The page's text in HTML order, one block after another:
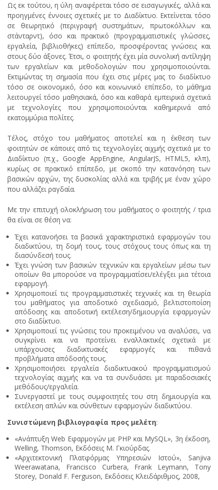
Ως εκ τούτου, η ύλη αναφέρεται τόσο σε εισαγωγικές, αλλά και
προηγμένες έννοιες σχετικές με το Διαδίκτυο. Εκτείνεται τόσο
σε θεωρητικό (περιγραφή συστημάτων, πρωτοκόλλων και
στάνταρντ), όσο και πρακτικό (προγραμματιστικές γλώσσες,
εργαλεία, βιβλιοθήκες) επίπεδο, προσφέροντας γνώσεις και
στους δύο άξονες. Έτσι, ο φοιτητής έχει μία συνολική αντίληψη
των εργαλείων και μεθοδολογιών που χρησιμοποιούνται.
Εκτιμώντας τη σημασία που έχει στις μέρες μας το διαδίκτυο
τόσο σε οικονομικό, όσο και κοινωνικό επίπεδο, το μάθημα
λειτουργεί τόσο μαθησιακά, όσο και καθαρά εμπειρικά σχετικά
με τεχνολογίες που χρησιμοποιούνται καθημερινά από
εκατομμύρια πολίτες.
Τέλος, στόχο του μαθήματος αποτελεί και η έκθεση των
φοιτητών σε κάποιες από τις τεχνολογίες αιχμής σχετικά με το
Διαδίκτυο (π.χ., Google AppEngine, AngularJS, HTML5, κλπ),
κυρίως σε πρακτικό επίπεδο, με σκοπό την κατανόηση των
βασικών αρχών, της δυσκολίας αλλά και τριβής με έναν χώρο
που αλλάζει ραγδαία.
Με την επιτυχή ολοκλήρωση του μαθήματος ο φοιτητής / τρια
θα είναι σε θέση να:
Έχει κατανοήσει τα βασικά χαρακτηριστικά εφαρμογών του
διαδικτύου, τη δομή τους, τους στόχους τους όπως και τη
διασύνδεσή τους.
Έχει γνώση των βασικών τεχνικών και εργαλείων μέσω των
οποίων θα μπορούσε να προγραμματίσει/ελέγξει μια τέτοια
εφαρμογή.
Χρησιμοποιεί τις προγραμματιστικές τεχνικές και τη θεωρία
του μαθήματος για αποδοτικό σχεδιασμό, βελτιστοποίση
απόδοσης και αποδοτική εκτέλεση/δημιουργία εφαρμογών
στο διαδίκτυο.
Χρησιμοποιεί τις γνώσεις του προκειμένου να αναλύσει, να
συγκρίνει και να προτείνει εναλλακτικές σχετικά με
υπάρχουσες διαδικτυακές εφαρμογές και πιθανά
προβλήματα απόδοσής τους.
Χρησιμοποιήσει εργαλεία διαδικτυακού προγραμματισμού
τεχνολογίας αιχμής και να τα συνδυάσει με παραδοσιακές
μεθόδους/εργαλεία.
Συνεργαστεί με τους συμφοιτητές του στη δημιουργία και
εκτέλεση απλών και σύνθετων εφαρμογών διαδικτύου.
Συνιστώμενη βιβλιογραφία προς μελέτη:
«Ανάπτυξη Web Εφαρμογών με PHP και MySQL», 3η έκδοση,
Welling, Thomson, Εκδόσεις Μ. Γκιούρδας.
«Αρχιτεκτονική Πλατφόρμας Υπηρεσιών Ιστού», Sanjiva
Weerawatana, Francisco Curbera, Frank Leymann, Tony
Storey, Donald F. Ferguson, Εκδόσεις Κλειδάριθμος, 2008,